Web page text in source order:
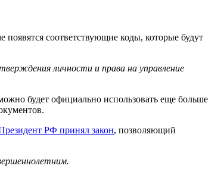
соответствующие коды, которые будут
личности и права на управление
будет официально использовать еще больше
РФ принял закон, позволяющий